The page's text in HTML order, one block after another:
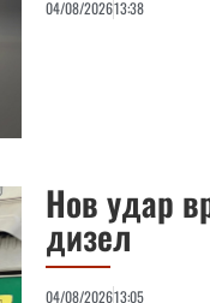
04/08/202613:38
Нов удар
дизел
04/08/202613:05